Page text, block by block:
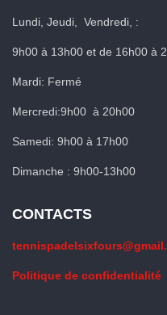
Lundi, Jeudi, Vendredi, :
9h00 à 13h00 et de 16h00 à
Mardi: Fermé
Mercredi:9h00 à 20h00
Samedi: 9h00 à 17h00
Dimanche : 9h00-13h00
CONTACTS
Politique de confidentialité